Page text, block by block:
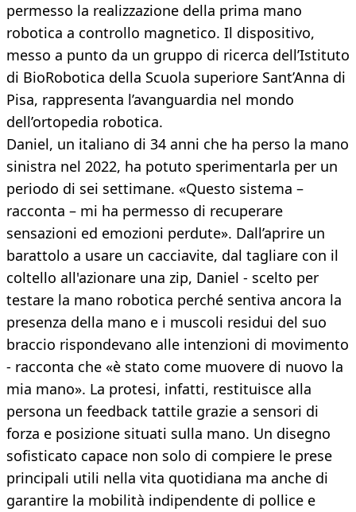
permesso la realizzazione della prima mano
robotica a controllo magnetico. Il dispositivo,
messo a punto da un gruppo di ricerca dell’Istituto
di BioRobotica della Scuola superiore Sant’Anna di
Pisa, rappresenta l’avanguardia nel mondo
dell’ortopedia robotica.
Daniel, un italiano di 34 anni che ha perso la mano
sinistra nel 2022, ha potuto sperimentarla per un
periodo di sei settimane. «Questo sistema –
racconta – mi ha permesso di recuperare
sensazioni ed emozioni perdute». Dall’aprire un
barattolo a usare un cacciavite, dal tagliare con il
coltello all'azionare una zip, Daniel - scelto per
testare la mano robotica perché sentiva ancora la
presenza della mano e i muscoli residui del suo
braccio rispondevano alle intenzioni di movimento
- racconta che «è stato come muovere di nuovo la
mia mano». La protesi, infatti, restituisce alla
persona un feedback tattile grazie a sensori di
forza e posizione situati sulla mano. Un disegno
sofisticato capace non solo di compiere le prese
principali utili nella vita quotidiana ma anche di
garantire la mobilità indipendente di pollice e